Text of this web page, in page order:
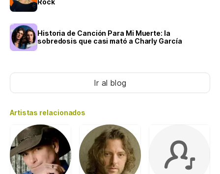
Rock
Historia de Canción Para Mi Muerte: la
sobredosis que casi mató a Charly García
Ir al blog
Artistas relacionados